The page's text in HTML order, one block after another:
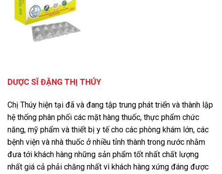
DƯỢC SĨ ĐẶNG THỊ THÚY
Chị Thúy hiện tại đã và đang tập trung phát triển và thành lập
hệ thống phân phối các mặt hàng thuốc, thực phẩm chức
năng, mỹ phẩm và thiết bị y tế cho các phòng khám lớn, các
bệnh viện và nhà thuốc ở nhiều tỉnh thành trong nước nhằm
đưa tới khách hàng những sản phẩm tốt nhất chất lượng
nhất giá cả phải chăng nhất vì khách hàng xứng đáng được